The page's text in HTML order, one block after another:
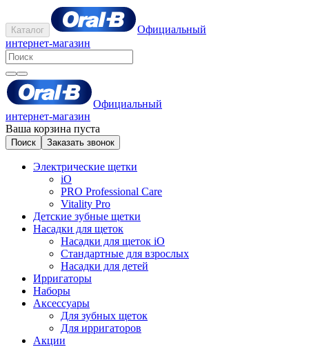
Каталог
Официальный
интернет-магазин
Официальный
интернет-магазин
Ваша корзина пуста
Поиск Заказать звонок
Электрические щетки
iO
PRO Professional Care
Vitality Pro
Детские зубные щетки
Насадки для щеток
Насадки для щеток iO
Стандартные для взрослых
Насадки для детей
Ирригаторы
Наборы
Аксессуары
Для зубных щеток
Для ирригаторов
Акции